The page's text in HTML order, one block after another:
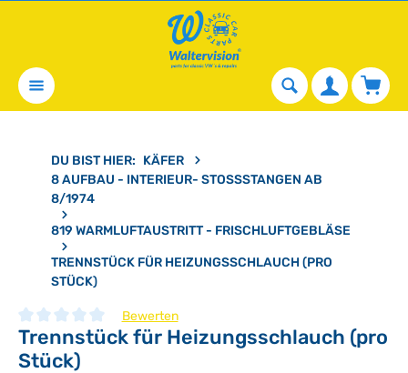
DU BIST HIER: KÄFER
8 AUFBAU - INTERIEUR- STOSSSTANGEN AB 8
/1974
819 WARMLUFTAUSTRITT - FRISCHLUFTGEBLÄSE
TRENNSTÜCK FÜR HEIZUNGSSCHLAUCH (PRO
STÜCK)
Durchschnittliche Bewertung von 0 von 5 Sternen
Bewerten
Trennstück für Heizungsschlauch (pro
Stück)